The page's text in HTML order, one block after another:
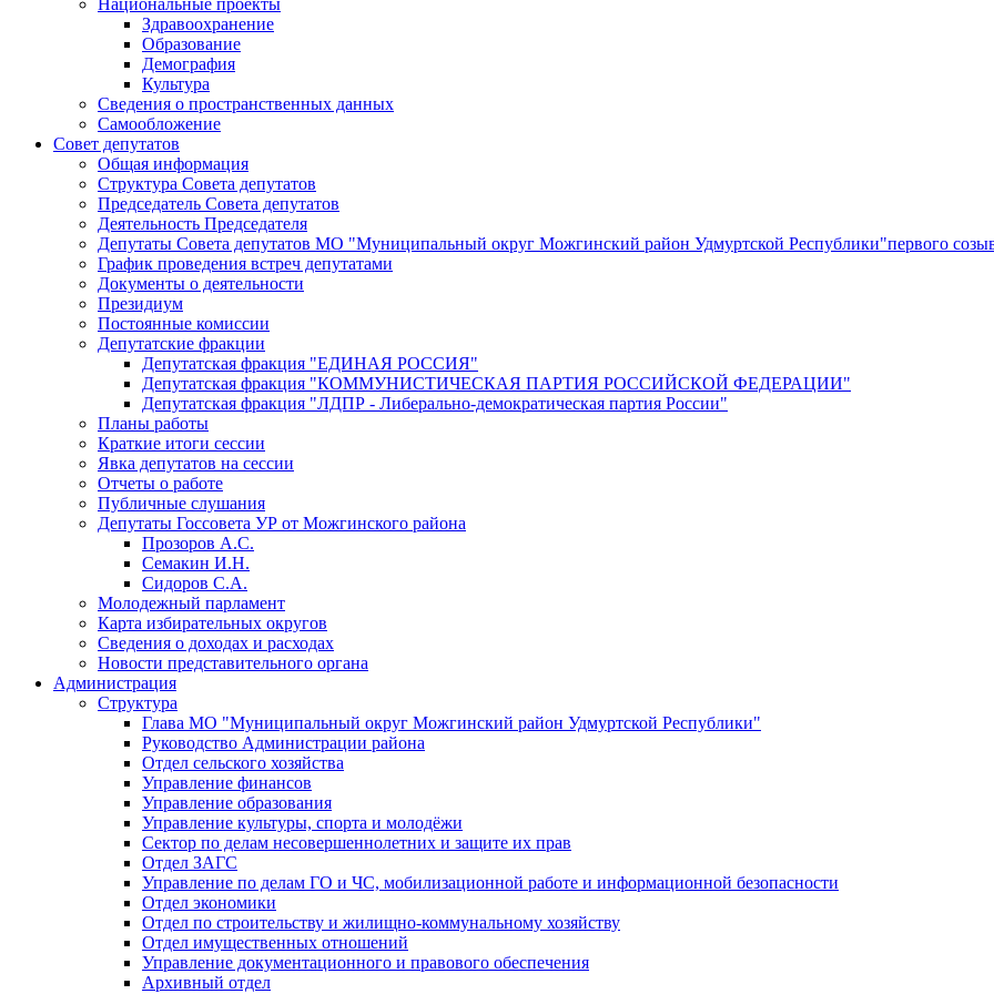
Здравоохранение
Образование
Демография
Культура
Сведения о пространственных данных
Самообложение
Совет депутатов
Общая информация
Структура Совета депутатов
Председатель Совета депутатов
Деятельность Председателя
Депутаты Совета депутатов МО "Муниципальный округ Можгинский район Удмуртской Республики"первого
График проведения встреч депутатами
Документы о деятельности
Президиум
Постоянные комиссии
Депутатские фракции
Депутатская фракция "ЕДИНАЯ РОССИЯ"
Депутатская фракция "КОММУНИСТИЧЕСКАЯ ПАРТИЯ РОССИЙСКОЙ ФЕДЕРАЦИИ"
Депутатская фракция "ЛДПР - Либерально-демократическая партия России"
Планы работы
Краткие итоги сессии
Явка депутатов на сессии
Отчеты о работе
Публичные слушания
Депутаты Госсовета УР от Можгинского района
Прозоров А.С.
Семакин И.Н.
Сидоров С.А.
Молодежный парламент
Карта избирательных округов
Сведения о доходах и расходах
Новости представительного органа
Администрация
Структура
Глава МО "Муниципальный округ Можгинский район Удмуртской Республики"
Руководство Администрации района
Отдел сельского хозяйства
Управление финансов
Управление образования
Управление культуры, спорта и молодёжи
Сектор по делам несовершеннолетних и защите их прав
Отдел ЗАГС
Управление по делам ГО и ЧС, мобилизационной работе и информационной безопасности
Отдел экономики
Отдел по строительству и жилищно-коммунальному хозяйству
Отдел имущественных отношений
Управление документационного и правового обеспечения
Архивный отдел